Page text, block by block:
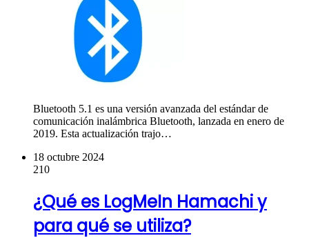
Bluetooth 5.1 es una versión avanzada del estándar de
comunicación inalámbrica Bluetooth, lanzada en enero de
2019. Esta actualización trajo…
18 octubre 2024
210
¿Qué es LogMeIn Hamachi y
para qué se utiliza?